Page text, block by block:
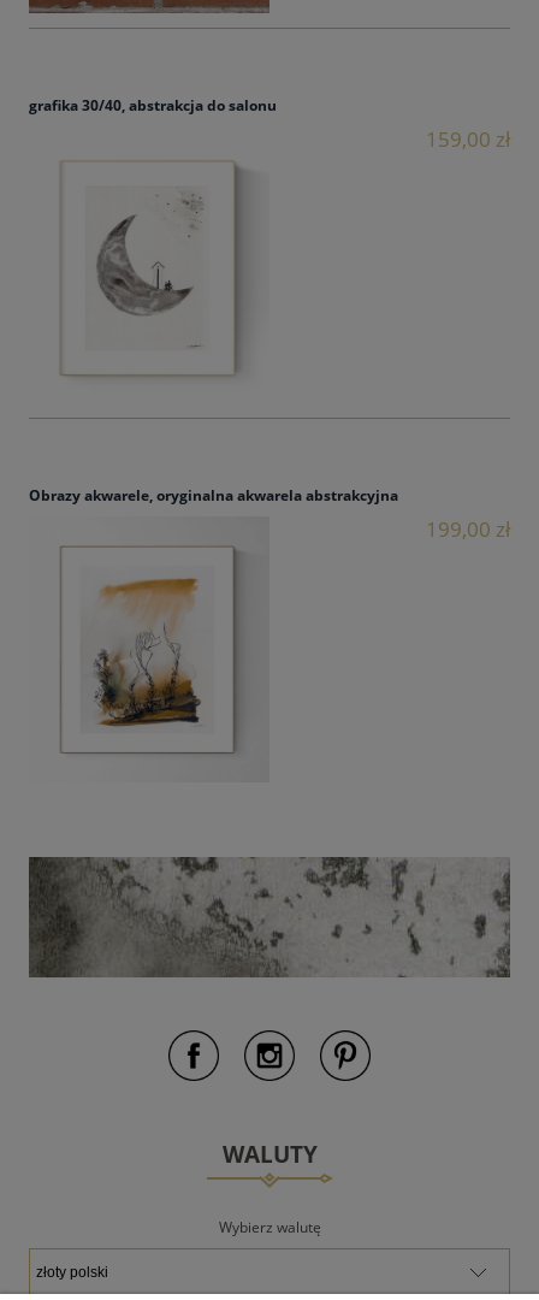
grafika 30/40, abstrakcja do salonu
159,00 zł
Obrazy akwarele, oryginalna akwarela abstrakcyjna
199,00 zł
WALUTY
Wybierz walutę